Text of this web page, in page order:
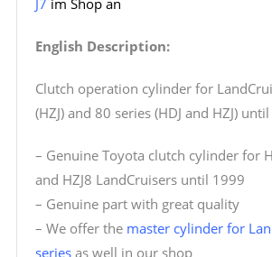
J7 im Shop an
English Description:
Clutch operation cylinder for
(HZJ) and 80 series (HDJ and HZJ)
– Genuine Toyota clutch cylinder for
and HZJ8 LandCruisers until 1999
– Genuine part with great quality
– We offer the master cylinder for
seriesas well in our shop